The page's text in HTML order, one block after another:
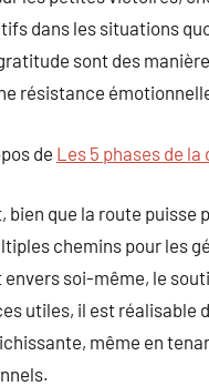
dans les situations
sont des
résistance
de Les 5 phases de la
bien que la route puisse
chemins pour les
envers soi-même, le
utiles, il est réalisable
même en